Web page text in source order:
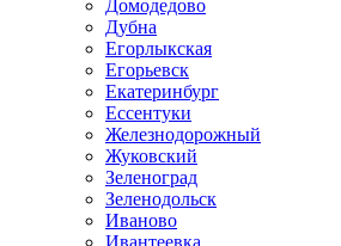
Домодедово
Дубна
Егорлыкская
Егорьевск
Екатеринбург
Ессентуки
Железнодорожный
Жуковский
Зеленоград
Зеленодольск
Иваново
Ивантеевка